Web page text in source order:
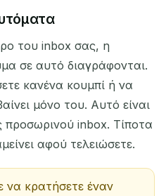
email...
του inbox σας, η
σε αυτό διαγράφονται.
κανένα κουμπί ή να
μόνο του. Αυτό είναι
inbox. Τίποτα
αφού τελειώσετε.
να κρατήσετε έναν